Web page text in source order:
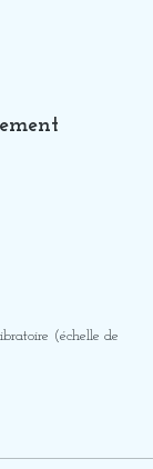
(échelle de